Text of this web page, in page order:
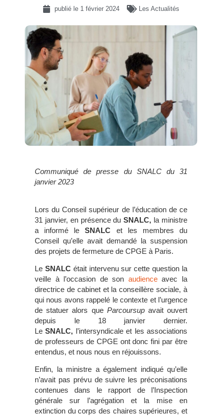
publié le 1 février 2024 Les Actualités
Communiqué de presse du SNALC du 31
janvier 2023
Lors du Conseil supérieur de l’éducation de ce
31 janvier, en présence duSNALC, la ministre
a informé leSNALC et les membres du
Conseil qu’elle avait demandé la suspension
des projets de fermeture de CPGE à Paris.
Le SNALCétait intervenu sur cette question la
veille à l’occasion de son audienceavec la
directrice de cabinet et la conseillère sociale, à
qui nous avons rappelé le contexte et l’urgence
de statuer alors que Parcoursupavait ouvert
depuis le 18 janvier dernier.
LeSNALC, l’intersyndicale et les associations
de professeurs de CPGE ont donc fini par être
entendus, et nous nous en réjouissons.
Enfin, la ministre a également indiqué qu’elle
n’avait pas prévu de suivre les préconisations
contenues dans le rapport de l’Inspection
générale sur l’agrégation et la mise en
extinction du corps des chaires supérieures, et